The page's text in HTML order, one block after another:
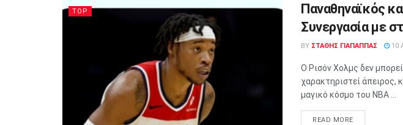
TOP
Παναθηναϊκός
Συνεργασία με
BY ΣΤΑΘΗΣ ΓΊΑΠΑΠΠΑΣ 10
Ο Ρισόν Χολμς δεν
χαρακτηριστεί άπειρος,
μαγικό κόσμο του NBA ...
READ MORE